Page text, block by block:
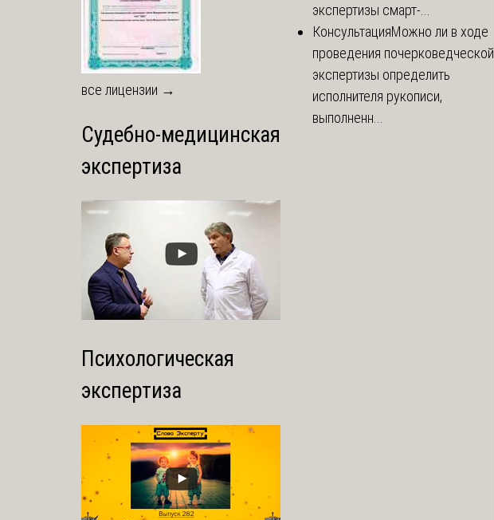
все лицензии →
Судебно-медицинская
экспертиза
Психологическая
экспертиза
экспертизы смарт-...
КонсультацияМожно ли в ходе
проведения почерковедческой
экспертизы определить
исполнителя рукописи,
выполненн...